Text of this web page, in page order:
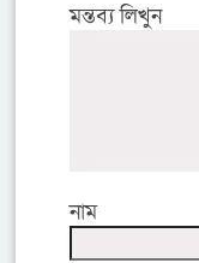
মন্তব্য লিখুন
নাম